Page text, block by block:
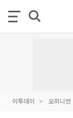
이투데이 오피니언